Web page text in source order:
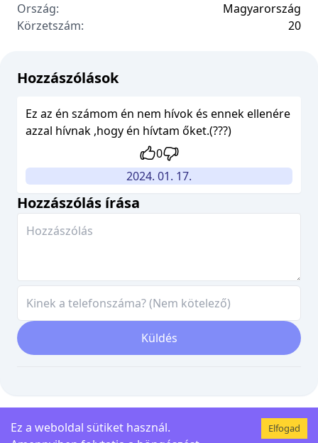
Ország:
Magyarország
Körzetszám:
20
Hozzászólás írása
Küldés
Hozzászólások
Ez az én számom én nem hívok és ennek ellenére
azzal hívnak ,hogy én hívtam őket.(???)
0
2024. 01. 17.
Ez a weboldal sütiket használ.
Elfogad